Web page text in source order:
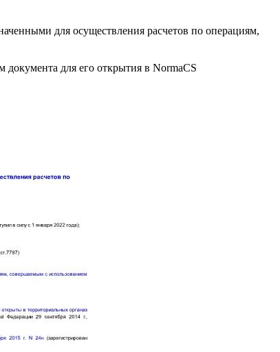
для осуществления расчетов по операциям,
для его открытия в NormaCS